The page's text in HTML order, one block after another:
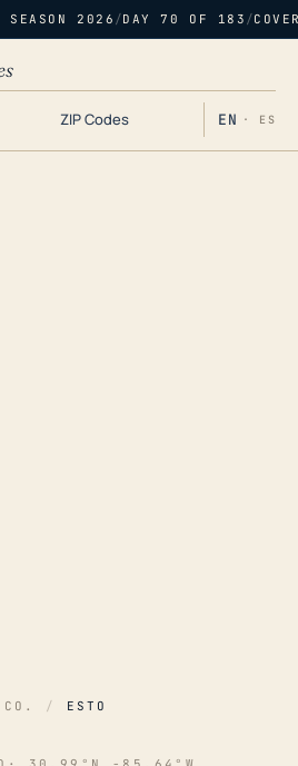
SEASON 2026 /DAY 70 OF 183 /
ZIP Codes EN · ES
/ ESTO